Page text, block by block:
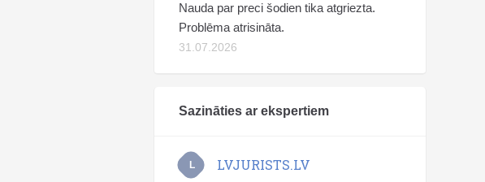
Nauda par preci šodien tika atgriezta.
Problēma atrisināta.
31.07.2026
Sazināties ar ekspertiem
L LVJURISTS.LV